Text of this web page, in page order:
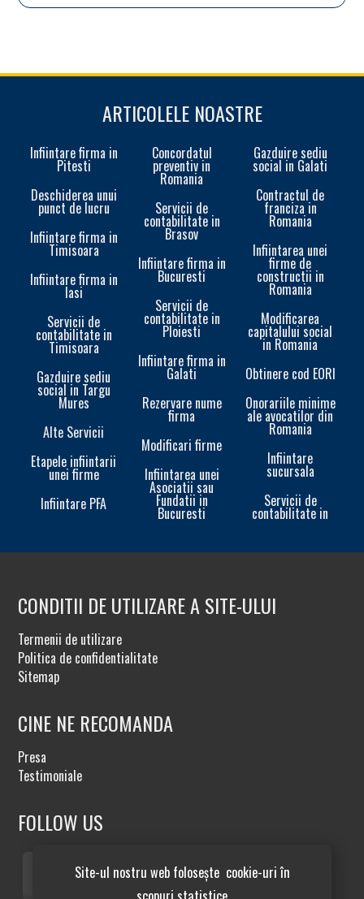
Site-ul nostru web folosește cookie-uri în
ARTICOLELE NOASTRE
Infiintare firma in
Pitesti
Deschiderea unui
punct de lucru
Infiintare firma in
Timisoara
Infiintare firma in
Iasi
Servicii de
contabilitate in
Timisoara
Gazduire sediu
social in Targu
Mures
Alte Servicii
Etapele infiintarii
unei firme
Infiintare PFA
Concordatul
preventiv in
Romania
Servicii de
contabilitate in
Brasov
Infiintare firma in
Bucuresti
Servicii de
contabilitate in
Ploiesti
Infiintare firma in
Galati
Rezervare nume
firma
Modificari firme
Infiintarea unei
Asociatii sau
Fundatii in
Bucuresti
Gazduire sediu
social in Galati
Contractul de
franciza in
Romania
Infiintarea unei
firme de
constructii in
Romania
Modificarea
capitalului social
in Romania
Obtinere cod EORI
Onorariile minime
ale avocatilor din
Romania
Infiintare
sucursala
Servicii de
contabilitate in
CONDITII DE UTILIZARE A SITE-ULUI
Termenii de utilizare
Politica de confidentialitate
Sitemap
CINE NE RECOMANDA
Presa
Testimoniale
FOLLOW US